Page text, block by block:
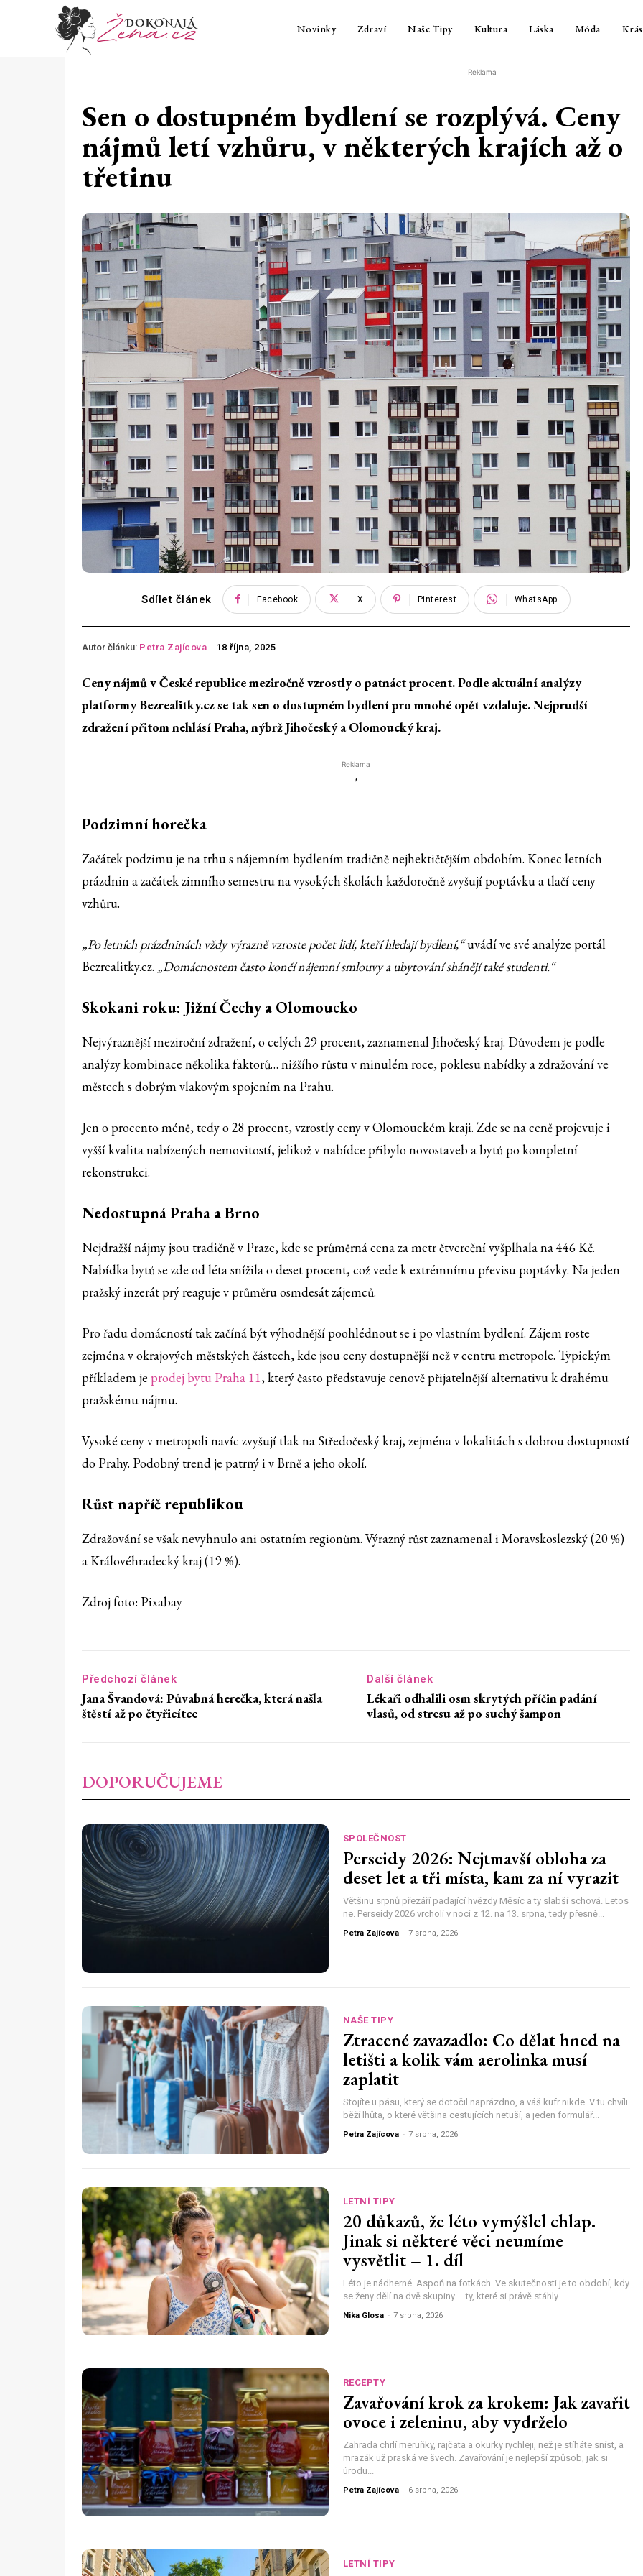
Novinky Zdraví Naše Tipy Kultura Láska Móda
Reklama
Sen o dostupném bydlení se rozplývá. Ceny
nájmů letí vzhůru, v některých krajích až o
třetinu
Sdílet článek Facebook X Pinterest WhatsApp
Autor článku: Petra Zajícova 18 října, 2025
Ceny nájmů v České republice meziročně vzrostly o patnáct procent. Podle aktuální analýzy
platformy Bezrealitky.cz se tak sen o dostupném bydlení pro mnohé opět vzdaluje. Nejprudší
zdražení přitom nehlásí Praha, nýbrž Jihočeský a Olomoucký kraj.
Reklama
'
Podzimní horečka
Začátek podzimu je na trhu s nájemním bydlením tradičně nejhektičtějším obdobím. Konec letních
prázdnin a začátek zimního semestru na vysokých školách každoročně zvyšují poptávku a tlačí ceny
vzhůru.
„Po letních prázdninách vždy výrazně vzroste počet lidí, kteří hledají bydlení,“uvádí ve své analýze portál
Bezrealitky.cz. „Domácnostem často končí nájemní smlouvy a ubytování shánějí také studenti.“
Skokani roku: Jižní Čechy a Olomoucko
Nejvýraznější meziroční zdražení, o celých 29 procent, zaznamenal Jihočeský kraj. Důvodem je podle
analýzy kombinace několika faktorů… nižšího růstu v minulém roce, poklesu nabídky a zdražování ve
městech s dobrým vlakovým spojením na Prahu.
Jen o procento méně, tedy o 28 procent, vzrostly ceny v Olomouckém kraji. Zde se na ceně projevuje i
vyšší kvalita nabízených nemovitostí, jelikož v nabídce přibylo novostaveb a bytů po kompletní
rekonstrukci.
Nedostupná Praha a Brno
Nejdražší nájmy jsou tradičně v Praze, kde se průměrná cena za metr čtvereční vyšplhala na 446 Kč.
Nabídka bytů se zde od léta snížila o deset procent, což vede k extrémnímu převisu poptávky. Na jeden
pražský inzerát prý reaguje v průměru osmdesát zájemců.
Pro řadu domácností tak začíná být výhodnější poohlédnout se i po vlastním bydlení. Zájem roste
zejména v okrajových městských částech, kde jsou ceny dostupnější než v centru metropole. Typickým
příkladem je prodej bytu Praha 11, který často představuje cenově přijatelnější alternativu k drahému
pražskému nájmu.
Vysoké ceny v metropoli navíc zvyšují tlak na Středočeský kraj, zejména v lokalitách s dobrou dostupností
do Prahy. Podobný trend je patrný i v Brně a jeho okolí.
Růst napříč republikou
Zdražování se však nevyhnulo ani ostatním regionům. Výrazný růst zaznamenal i Moravskoslezský (20 %)
a Královéhradecký kraj (19 %).
Zdroj foto: Pixabay
Předchozí článek
Jana Švandová: Půvabná herečka, která našla
štěstí až po čtyřicítce
Další článek
Lékaři odhalili osm skrytých příčin padání
vlasů, od stresu až po suchý šampon
DOPORUČUJEME
SPOLEČNOST
Perseidy 2026: Nejtmavší obloha za
deset let a tři místa, kam za ní vyrazit
Většinu srpnů přezáří padající hvězdy Měsíc a ty slabší schová. Letos
ne. Perseidy 2026 vrcholí v noci z 12. na 13. srpna, tedy přesně...
Petra Zajícova - 7 srpna, 2026
NAŠE TIPY
Ztracené zavazadlo: Co dělat hned na
letišti a kolik vám aerolinka musí
zaplatit
Stojíte u pásu, který se dotočil naprázdno, a váš kufr nikde. V tu chvíli
běží lhůta, o které většina cestujících netuší, a jeden formulář...
Petra Zajícova - 7 srpna, 2026
LETNÍ TIPY
20 důkazů, že léto vymýšlel chlap.
Jinak si některé věci neumíme
vysvětlit – 1. díl
Léto je nádherné. Aspoň na fotkách. Ve skutečnosti je to období, kdy
se ženy dělí na dvě skupiny – ty, které si právě stáhly...
Nika Glosa - 7 srpna, 2026
RECEPTY
Zavařování krok za krokem: Jak zavařit
ovoce i zeleninu, aby vydrželo
Zahrada chrlí meruňky, rajčata a okurky rychleji, než je stíháte sníst, a
mrazák už praská ve švech. Zavařování je nejlepší způsob, jak si
úrodu...
Petra Zajícova - 6 srpna, 2026
LETNÍ TIPY